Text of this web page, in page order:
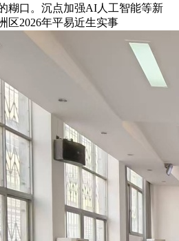
糊口。沉点加强AI人工智能等新
区2026年平易近生实事